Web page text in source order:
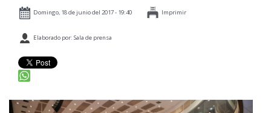
FISCALIZAMOS
PRENSA
PARTICIPACIÓN
RELACIONES INTERNACIONALES
AGENDA
Domingo, 18 de junio del 2017 - 19:40 Imprimir
Elaborado por: Sala de prensa